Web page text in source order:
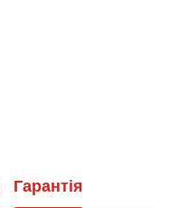
Гарантія